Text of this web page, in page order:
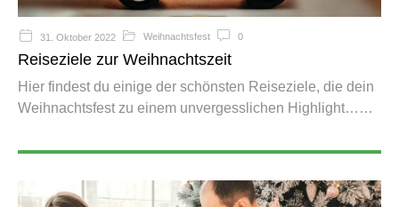
31. Oktober 2022 Weihnachtsfest 0
Reiseziele zur Weihnachtszeit
Hier findest du einige der schönsten Reiseziele, die dein
Weihnachtsfest zu einem unvergesslichen Highlight…